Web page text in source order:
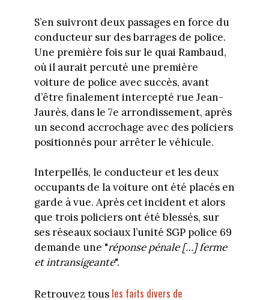
S’en suivront deux passages en force du
conducteur sur des barrages de police.
Une première fois sur le quai Rambaud,
où il aurait percuté une première
voiture de police avec succès, avant
d’être finalement intercepté rue Jean-
Jaurès, dans le 7e arrondissement, après
un second accrochage avec des policiers
positionnés pour arrêter le véhicule.
Interpellés, le conducteur et les deux
occupants de la voiture ont été placés en
garde à vue. Après cet incident et alors
que trois policiers ont été blessés, sur
ses réseaux sociaux l’unité SGP police 69
demande une "réponse pénale […] ferme
et intransigeante".
Retrouvez tous les faits divers de